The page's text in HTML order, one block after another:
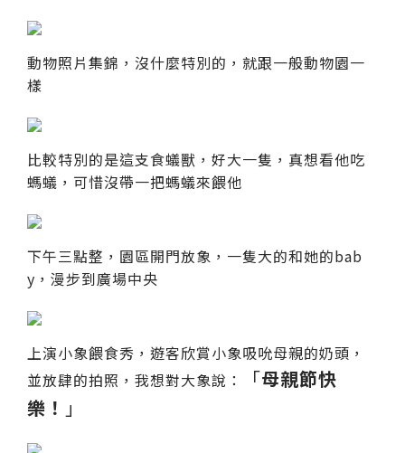
動物照片集錦，沒什麼特別的，就跟一般動物園一
樣
比較特別的是這支食蟻獸，好大一隻，真想看他吃
螞蟻，可惜沒帶一把螞蟻來餵他
下午三點整，園區開門放象，一隻大的和她的bab
y，漫步到廣場中央
上演小象餵食秀，遊客欣賞小象吸吮母親的奶頭，
並放肆的拍照，我想對大象說：
「母親節快
樂！ 」